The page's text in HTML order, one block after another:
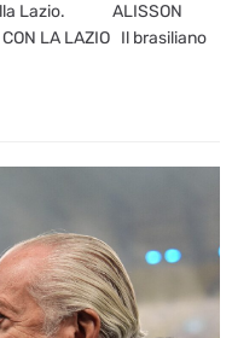
Lazio. ALISSON
CON LA LAZIO Il brasiliano